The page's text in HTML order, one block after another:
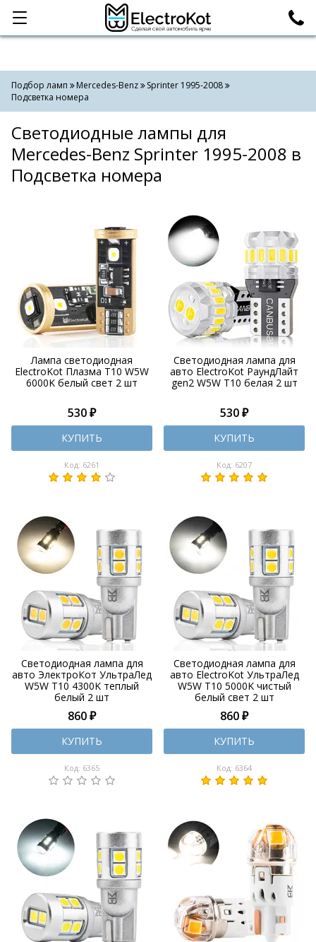
Категории Поиск
Подбор ламп Mercedes-Benz
Sprinter 1995-2008
Подсветка номера
Светодиодные лампы для
Mercedes-Benz Sprinter 1995-2008 в
Подсветка номера
Лампа светодиодная
ElectroKot Плазма T10 W5W
6000K белый свет 2 шт
530 ₽
КУПИТЬ
Код: 6261
Светодиодная лампа для
авто ElectroKot РаундЛайт
gen2 W5W T10 белая 2 шт
530 ₽
КУПИТЬ
Код: 6207
Светодиодная лампа для
авто ЭлектроКот УльтраЛед
W5W T10 4300K теплый
белый 2 шт
860 ₽
КУПИТЬ
Код: 6365
Светодиодная лампа для
авто ElectroKot УльтраЛед
W5W T10 5000K чистый
белый свет 2 шт
860 ₽
КУПИТЬ
Код: 6364